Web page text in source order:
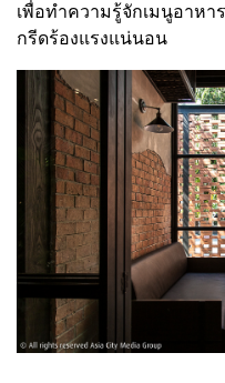
เพื่อทำความรู้จักเมนูอาหา
กรีดร้องแรงแน่นอน